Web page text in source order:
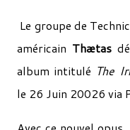
Le groupe de
américain Thætas
album intitulé The
le 26 Juin 20026 via